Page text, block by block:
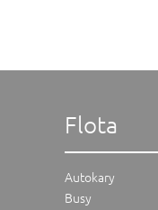
Flota
Autokary
Busy